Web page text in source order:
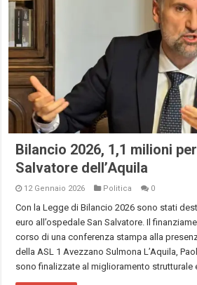
Bilancio 2026, 1,1 milioni
Salvatore dell’Aquila
12 Gennaio 2026 Politica 0
Con la Legge di Bilancio 2026 sono stati
euro all’ospedale San Salvatore. Il
corso di una conferenza stampa alla
della ASL 1 Avezzano Sulmona L’Aquila,
sono finalizzate al miglioramento strutturale